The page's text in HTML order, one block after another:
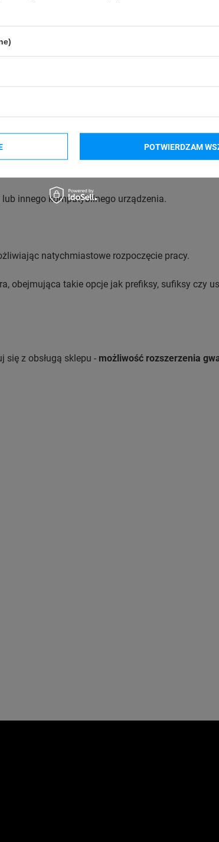
innego kompatybilnego urządzenia.
natychmiastowe rozpoczęcie pracy.
obejmująca takie opcje jak prefiksy, sufiksy czy
się z obsługą sklepu - możliwość rozszerzenia
POTWIERDZAM